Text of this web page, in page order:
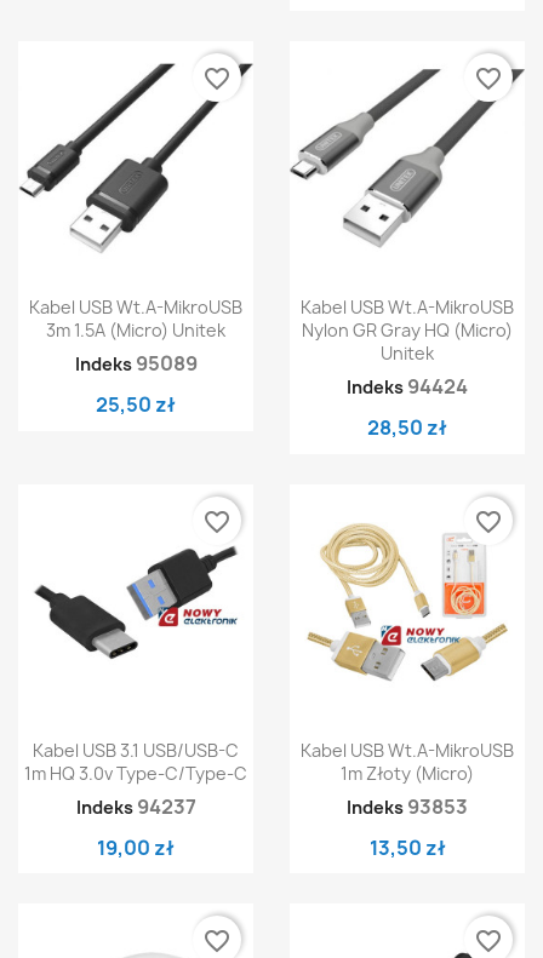
Kabel USB Wt.A-MikroUSB
3m 1.5A (micro) Unitek
Indeks 95089
25,50 zł
favorite_border
Kabel USB Wt.A-MikroUSB
Nylon GR Gray HQ (micro)
Unitek
Indeks 94424
28,50 zł
favorite_border
Kabel USB 3.1 USB/USB-C
1m HQ 3.0v Type-C/Type-C
Indeks 94237
19,00 zł
favorite_border
Kabel USB Wt.A-MikroUSB
1m Złoty (micro)
Indeks 93853
13,50 zł
favorite_border
favorite_border favorite_border